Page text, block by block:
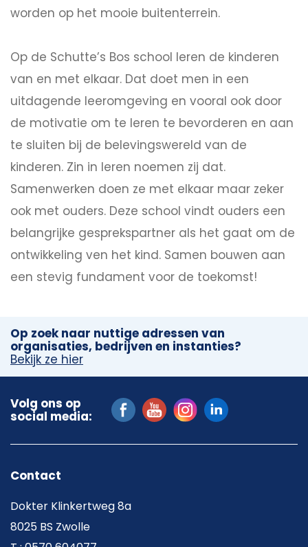
worden op het mooie buitenterrein.
Op de Schutte’s Bos school leren de kinderen
van en met elkaar. Dat doet men in een
uitdagende leeromgeving en vooral ook door
de motivatie om te leren te bevorderen en aan
te sluiten bij de belevingswereld van de
kinderen. Zin in leren noemen zij dat.
Samenwerken doen ze met elkaar maar zeker
ook met ouders. Deze school vindt ouders een
belangrijke gesprekspartner als het gaat om de
ontwikkeling ven het kind. Samen bouwen aan
een stevig fundament voor de toekomst!
Op zoek naar nuttige adressen van
organisaties, bedrijven en instanties?
Bekijk ze hier
Volg ons op
social media:
Contact
Dokter Klinkertweg 8a
8025 BS Zwolle